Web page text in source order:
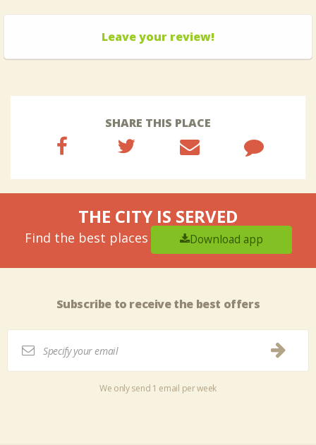
Leave your review!
SHARE THIS PLACE
THE CITY IS SERVED
Find the best places Download app
Subscribe to receive the best offers
We only send 1 email per week